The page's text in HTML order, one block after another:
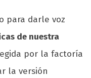
para darle voz
de nuestra
por la factoría
la versión